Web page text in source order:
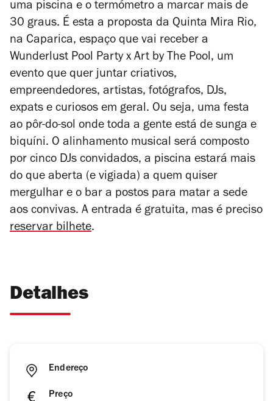
uma piscina e o termómetro a marcar mais de
30 graus. É esta a proposta da Quinta Mira Rio,
na Caparica, espaço que vai receber a
Wunderlust Pool Party x Art by The Pool, um
evento que quer juntar criativos,
empreendedores, artistas, fotógrafos, DJs,
expats e curiosos em geral. Ou seja, uma festa
ao pôr-do-sol onde toda a gente está de sunga e
biquíni. O alinhamento musical será composto
por cinco DJs convidados, a piscina estará mais
do que aberta (e vigiada) a quem quiser
mergulhar e o bar a postos para matar a sede
aos convivas. A entrada é gratuita, mas é preciso
reservar bilhete.
Detalhes
Endereço
Preço